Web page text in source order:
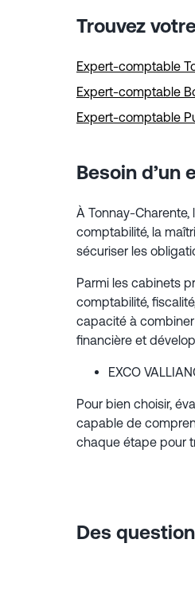
Trouvez
Expert-comptable
Expert-comptable
Expert-comptable
Besoin d’un
À Tonnay-
comptabilité, la
sécuriser les
Parmi les cabinets
comptabilité,
capacité à
financière et
EXCO
Pour bien choisir,
capable de
chaque étape pour
Des